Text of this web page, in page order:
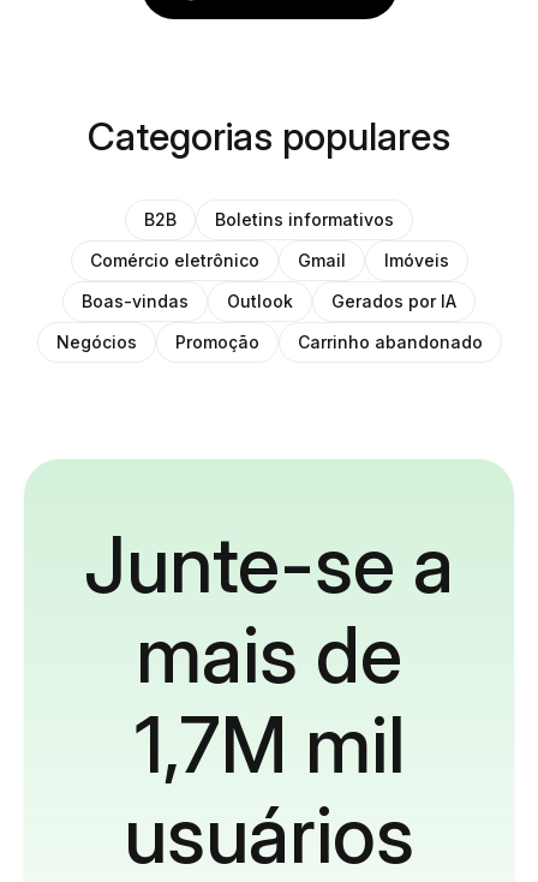
Categorias populares
B2B
Boletins informativos
Comércio eletrônico
Gmail
Imóveis
Boas-vindas
Outlook
Gerados por IA
Negócios
Promoção Carrinho abandonado
Junte-se a
mais de
1,7M mil
usuários